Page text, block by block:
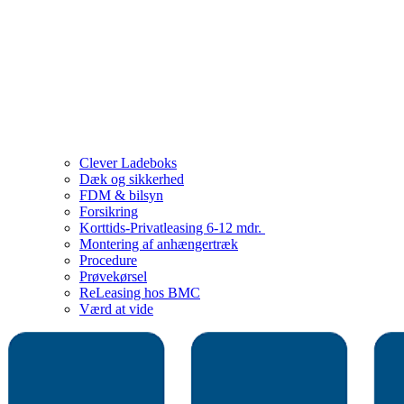
Clever Ladeboks
Dæk og sikkerhed
FDM & bilsyn
Forsikring
Korttids-Privatleasing 6-12 mdr.
Montering af anhængertræk
Procedure
Prøvekørsel
ReLeasing hos BMC
Værd at vide